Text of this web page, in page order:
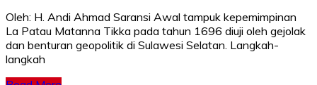
Oleh: H. Andi Ahmad Saransi Awal tampuk kepemimpinan
La Patau Matanna Tikka pada tahun 1696 diuji oleh gejolak
dan benturan geopolitik di Sulawesi Selatan. Langkah-
langkah